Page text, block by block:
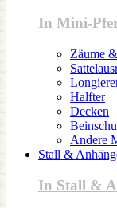
In Mini-
Zäume
Halfter
Decken
Andere
Stall &
In Stall &